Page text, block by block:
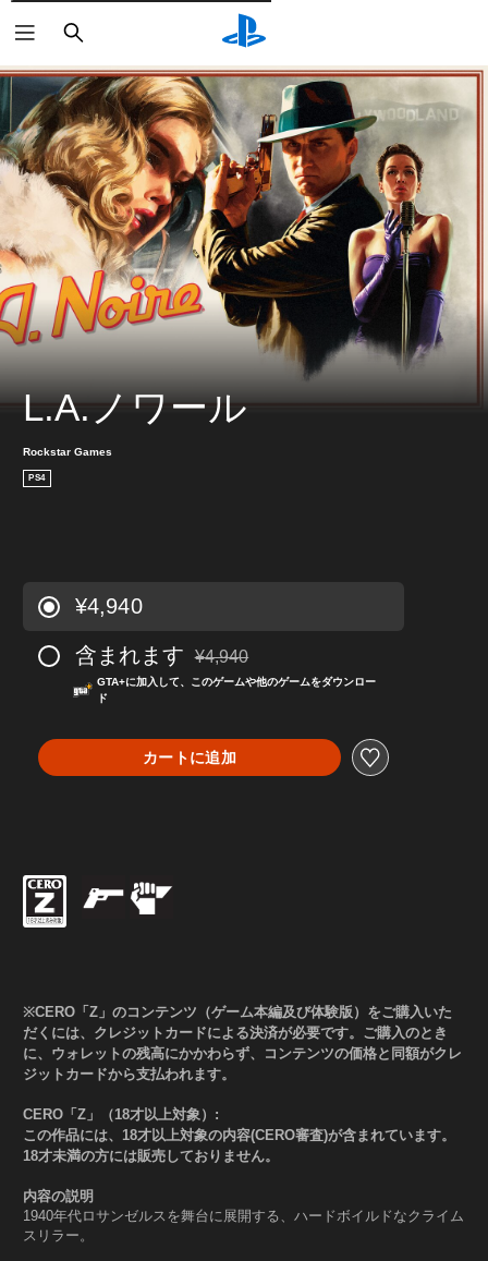
検
索
L.A.ノワール
Rockstar Games
PS4
¥4,940
含まれます 通常価格¥4,940より値引き
¥4,940
GTA+に加入して、このゲームや他のゲームをダウンロー
ド
カートに追加
※CERO「Z」のコンテンツ（ゲーム本編及び体験版）をご購入いた
だくには、クレジットカードによる決済が必要です。ご購入のとき
に、ウォレットの残高にかかわらず、コンテンツの価格と同額がクレ
ジットカードから支払われます。
CERO「Z」（18才以上対象）:
この作品には、18才以上対象の内容(CERO審査)が含まれています。
18才未満の方には販売しておりません。
内容の説明
1940年代ロサンゼルスを舞台に展開する、ハードボイルドなクライム
スリラー。